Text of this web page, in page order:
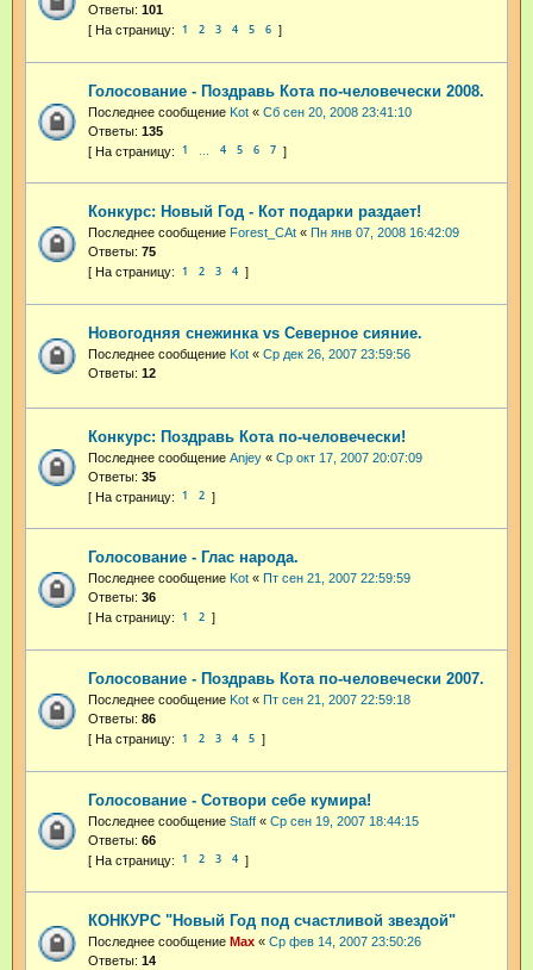
Ответы: 101
1 2 3 4 5 6
Голосование - Поздравь Кота по-человечески 2008.
Последнее сообщение Kot « Сб сен 20, 2008 23:41:10
Ответы: 135
1 4 5 6 7
Конкурс: Новый Год - Кот подарки раздает!
Последнее сообщение Forest_CAt « Пн янв 07, 2008 16:42:09
Ответы: 75
1 2 3 4
Новогодняя снежинка vs Северное сияние.
Последнее сообщение Kot « Ср дек 26, 2007 23:59:56
Ответы: 12
Конкурс: Поздравь Кота по-человечески!
Последнее сообщение Anjey « Ср окт 17, 2007 20:07:09
Ответы: 35
1 2
Голосование - Глас народа.
Последнее сообщение Kot « Пт сен 21, 2007 22:59:59
Ответы: 36
1 2
Голосование - Поздравь Кота по-человечески 2007.
Последнее сообщение Kot « Пт сен 21, 2007 22:59:18
Ответы: 86
1 2 3 4 5
Голосование - Сотвори себе кумира!
Последнее сообщение Staff « Ср сен 19, 2007 18:44:15
Ответы: 66
1 2 3 4
КОНКУРС "Новый Год под счастливой звездой"
Последнее сообщение Max « Ср фев 14, 2007 23:50:26
Ответы: 14